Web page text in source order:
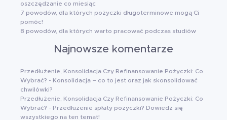
oszczędzanie co miesiąc
7 powodów, dla których pożyczki długoterminowe mogą Ci
pomóc!
8 powodów, dla których warto pracować podczas studiów
Najnowsze komentarze
Przedłużenie, Konsolidacja Czy Refinansowanie Pożyczki: Co
Wybrać? - Konsolidacja – co to jest oraz jak skonsolidować
chwilówki?
Przedłużenie, Konsolidacja Czy Refinansowanie Pożyczki: Co
Wybrać? - Przedłużenie spłaty pożyczki? Dowiedz się
wszystkiego na ten temat!